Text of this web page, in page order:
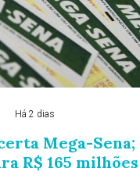
Há 2 dias
Mega-
R$ 165 milhões